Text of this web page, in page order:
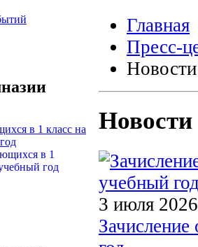
в 1 класс на
Главная
Пресс-
Новости
3 июля